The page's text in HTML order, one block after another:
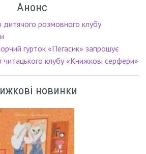
Анонс
розмовного клубу
гурток «Пегасик» запрошує
клубу «Книжкові серфери»
новинки